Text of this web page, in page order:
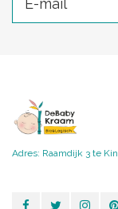
Adres: Raamdijk 3 te